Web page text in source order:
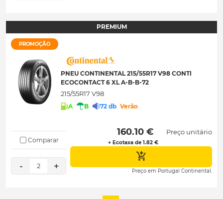
PREMIUM
PROMOÇÃO
PNEU CONTINENTAL 215/55R17 V98 CONTI
ECOCONTACT 6 XL A-B-B-72
215/55R17 V98
A B 72 db Verão
Comparar
- 2 +
160.10 €
+ Ecotaxa de 1.82 €
Preço unitário
Preço em Portugal Continental.